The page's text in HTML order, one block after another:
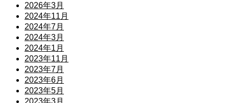
2026年3月
2024年11月
2024年7月
2024年3月
2024年1月
2023年11月
2023年7月
2023年6月
2023年5月
2023年3月